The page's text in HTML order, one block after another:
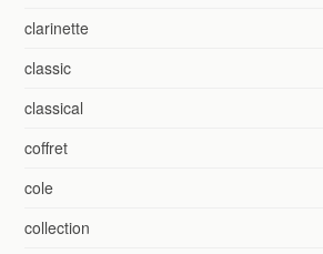
clarinette
classic
classical
coffret
cole
collection